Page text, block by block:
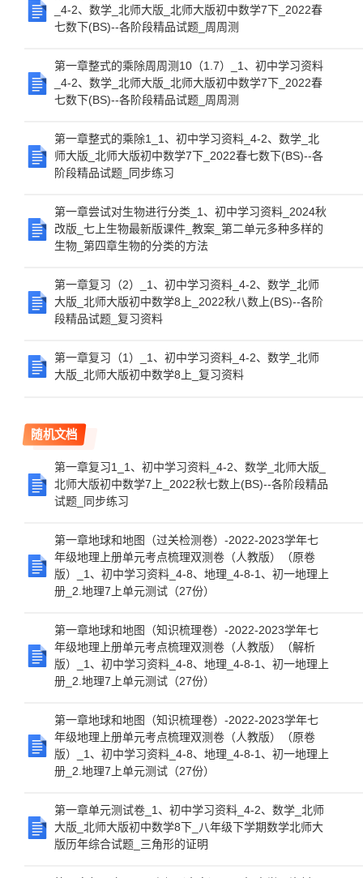
_4-2、数学_北师大版_北师大版初中数学7下_2022春
七数下(BS)--各阶段精品试题_周周测
第一章整式的乘除周周测10（1.7）_1、初中学习资料
_4-2、数学_北师大版_北师大版初中数学7下_2022春
七数下(BS)--各阶段精品试题_周周测
第一章整式的乘除1_1、初中学习资料_4-2、数学_北
师大版_北师大版初中数学7下_2022春七数下(BS)--各
阶段精品试题_同步练习
第一章尝试对生物进行分类_1、初中学习资料_2024秋
改版_七上生物最新版课件_教案_第二单元多种多样的
生物_第四章生物的分类的方法
第一章复习（2）_1、初中学习资料_4-2、数学_北师
大版_北师大版初中数学8上_2022秋八数上(BS)--各阶
段精品试题_复习资料
第一章复习（1）_1、初中学习资料_4-2、数学_北师
大版_北师大版初中数学8上_复习资料
随机文档
第一章复习1_1、初中学习资料_4-2、数学_北师大版_
北师大版初中数学7上_2022秋七数上(BS)--各阶段精品
试题_同步练习
第一章地球和地图（过关检测卷）-2022-2023学年七
年级地理上册单元考点梳理双测卷（人教版）（原卷
版）_1、初中学习资料_4-8、地理_4-8-1、初一地理上
册_2.地理7上单元测试（27份）
第一章地球和地图（知识梳理卷）-2022-2023学年七
年级地理上册单元考点梳理双测卷（人教版）（解析
版）_1、初中学习资料_4-8、地理_4-8-1、初一地理上
册_2.地理7上单元测试（27份）
第一章地球和地图（知识梳理卷）-2022-2023学年七
年级地理上册单元考点梳理双测卷（人教版）（原卷
版）_1、初中学习资料_4-8、地理_4-8-1、初一地理上
册_2.地理7上单元测试（27份）
第一章单元测试卷_1、初中学习资料_4-2、数学_北师
大版_北师大版初中数学8下_八年级下学期数学北师大
版历年综合试题_三角形的证明